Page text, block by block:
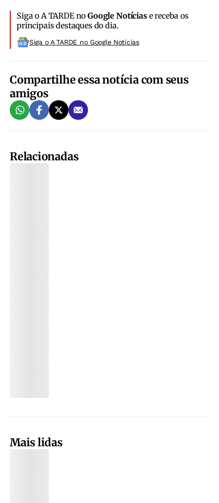
Siga o A TARDE noGoogle Notíciase receba os
principais destaques do dia.
Siga o A TARDE no Google Noticias
Compartilhe essa notícia com seus
amigos
Relacionadas
Mais lidas